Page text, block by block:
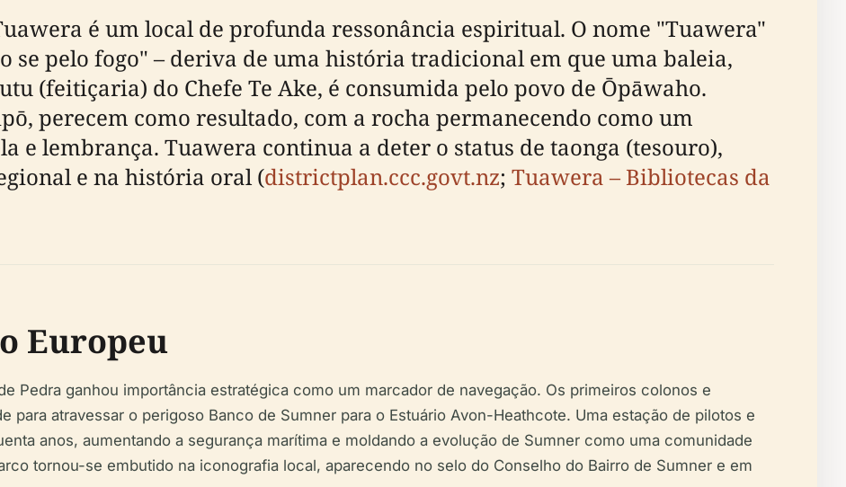
é um local de profunda ressonância espiritual. O nome "Tuawera"
se pelo fogo" – deriva de uma história tradicional em que uma baleia,
(feitiçaria) do Chefe Te Ake, é consumida pelo povo de Ōpāwaho.
perecem como resultado, com a rocha permanecendo como um
e lembrança. Tuawera continua a deter o status de taonga (tesouro),
e na história oral (districtplan.ccc.govt.nz; Tuawera – Bibliotecas da
Europeu
Pedra ganhou importância estratégica como um marcador de navegação. Os primeiros colonos e
para atravessar o perigoso Banco de Sumner para o Estuário Avon-Heathcote. Uma estação de pilotos e
anos, aumentando a segurança marítima e moldando a evolução de Sumner como uma comunidade
tornou-se embutido na iconografia local, aparecendo no selo do Conselho do Bairro de Sumner e em